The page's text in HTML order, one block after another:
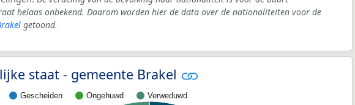
helaas onbekend. Daarom worden hier de data over de nationaliteiten voor de
getoond.
staat - gemeente Brakel
Gescheiden Ongehuwd Verweduwd